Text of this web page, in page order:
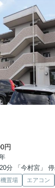
円
分 「今村宮」
置場 エアコン